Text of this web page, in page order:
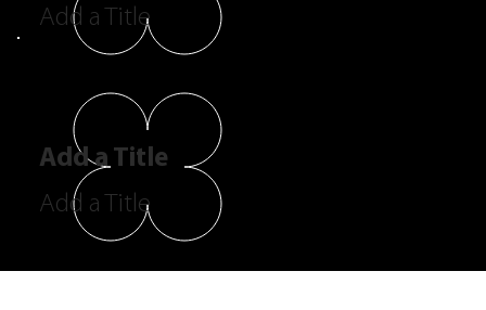
Add a Title
Add a Title
Add a Title